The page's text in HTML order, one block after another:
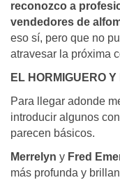
reconozco a
vendedores de
eso sí, pero que no
atravesar la próxima
EL HORMIGUERO
Para llegar adonde
introducir algunos
parecen básicos.
Merrelyn y Fred
más profunda y